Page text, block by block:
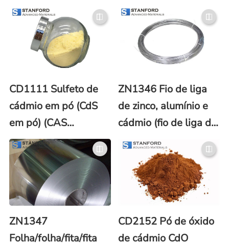
(CdS)
No.7440-43-9)
CD1111 Sulfeto de
cádmio em pó (CdS
em pó) (CAS
No.1306-23-6)
ZN1346 Fio de liga
de zinco, alumínio e
cádmio (fio de liga de
Zn/AI/Cd)
ZN1347
Folha/folha/fita/fita
CD2152 Pó de óxido
de cádmio CdO